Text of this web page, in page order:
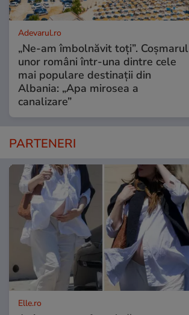
Adevarul.ro
„Ne-am îmbolnăvit toți”. Coșmarul
unor români într-una dintre cele
mai populare destinații din
Albania: „Apa mirosea a
canalizare”
PARTENERI
Elle.ro